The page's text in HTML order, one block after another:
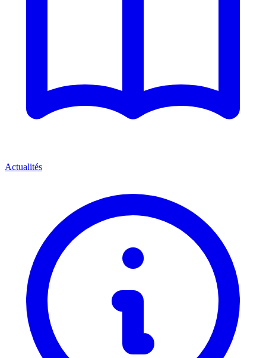
Actualités